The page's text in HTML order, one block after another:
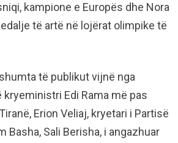
kampione e Europës dhe Nora
të artë në lojërat olimpike të
të publikut vijnë nga
kryeministri Edi Rama më pas
Erion Veliaj, kryetari i Partisë
Basha, Sali Berisha, i angazhuar